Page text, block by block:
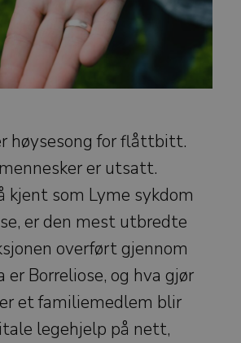
høysesong for flåttbitt.
er utsatt.
kjent som Lyme sykdom
er den mest utbredte
overført gjennom
Borreliose, og hva gjør
et familiemedlem blir
legehjelp på nett,